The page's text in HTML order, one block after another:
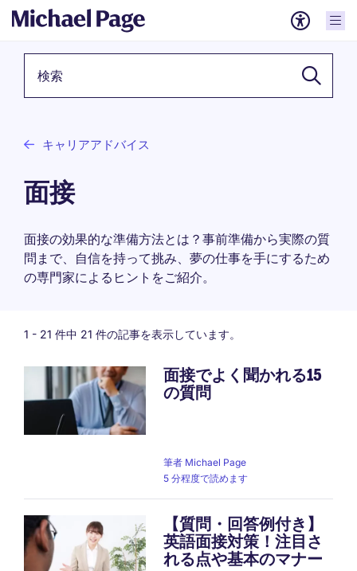
キャリアアドバイス
面接
面接の効果的な準備方法とは？事前準備から実際の質
問まで、自信を持って挑み、夢の仕事を手にするため
の専門家によるヒントをご紹介。
1 - 21 件中 21 件の記事を表示しています。
面接でよく聞かれる15
の質問
筆者 Michael Page
5 分程度で読めます
【質問・回答例付き】
英語面接対策！注目さ
れる点や基本のマナー